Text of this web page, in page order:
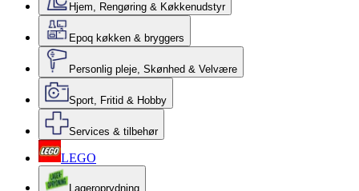
Hjem, Rengøring & Køkkenudstyr
Epoq køkken & bryggers
Personlig pleje, Skønhed & Velvære
Sport, Fritid & Hobby
Services & tilbehør
LEGO
Lageroprydning